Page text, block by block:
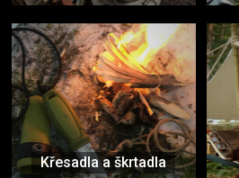
Křesadla a škrtadla